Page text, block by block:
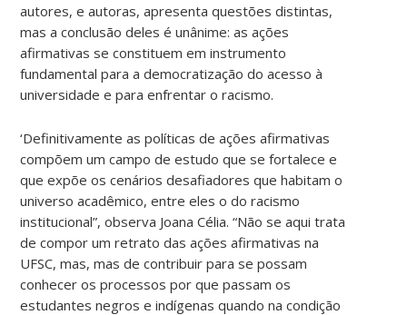
autores, e autoras, apresenta questões distintas,
mas a conclusão deles é unânime: as ações
afirmativas se constituem em instrumento
fundamental para a democratização do acesso à
universidade e para enfrentar o racismo.
‘Definitivamente as políticas de ações afirmativas
compõem um campo de estudo que se fortalece e
que expõe os cenários desafiadores que habitam o
universo acadêmico, entre eles o do racismo
institucional”, observa Joana Célia. “Não se aqui trata
de compor um retrato das ações afirmativas na
UFSC, mas, mas de contribuir para se possam
conhecer os processos por que passam os
estudantes negros e indígenas quando na condição